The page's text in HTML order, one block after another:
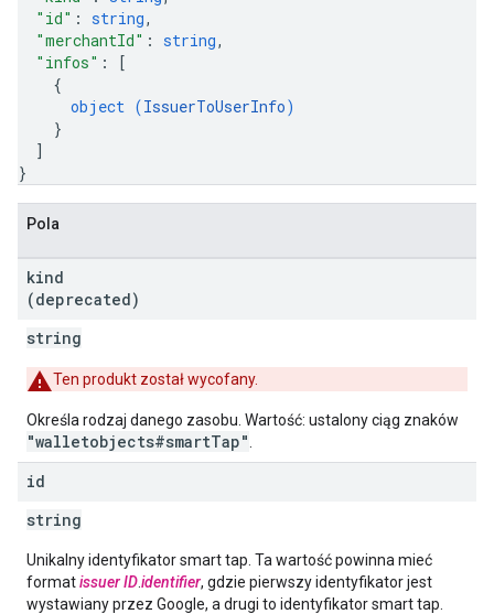
"id" : string,
"merchantId" : string,
"infos" :
[
{
object (IssuerToUserInfo)
}
]
}
Pola
kind
(deprecated)
string
Ten produkt został wycofany.
Określa rodzaj danego zasobu. Wartość: ustalony ciąg znaków
"walletobjects#smartTap"
id
string
Unikalny identyfikator smart tap. Ta wartość powinna mieć
formatissuer IDidentifier, gdzie pierwszy identyfikator jest
wystawiany przez Google, a drugi to identyfikator smart tap.